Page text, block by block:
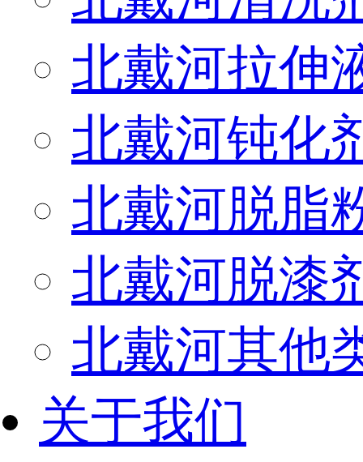
北戴河拉伸
北戴河钝化
北戴河脱脂
北戴河脱漆
北戴河其他
关于我们